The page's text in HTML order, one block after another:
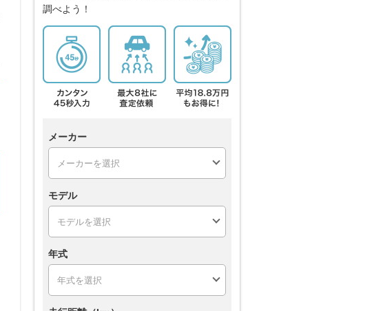
調べよう！
メーカー
モデル
年式